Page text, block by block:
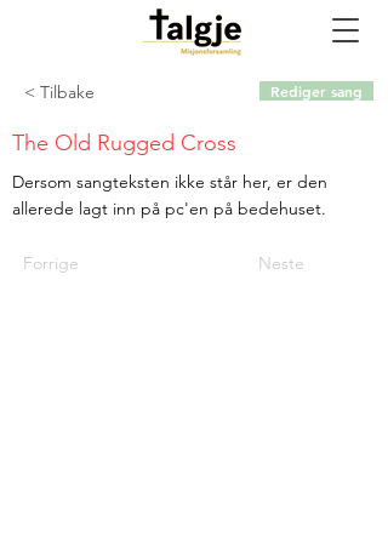
< Tilbake
Dersom sangteksten ikke står her, er den
allerede lagt inn på pc'en på bedehuset.
Forrige Neste
The Old Rugged Cross
Rediger sang